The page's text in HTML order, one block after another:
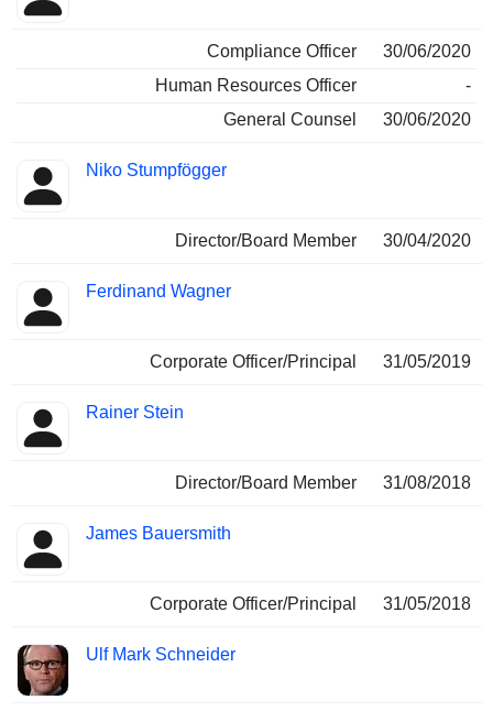
Compliance Officer
30/06/2020
Human Resources Officer
-
General Counsel
30/06/2020
Niko Stumpfögger
Director/Board Member 30/04/2020
Ferdinand Wagner
Corporate Officer/Principal 31/05/2019
Rainer Stein
Director/Board Member 31/08/2018
James Bauersmith
Corporate Officer/Principal 31/05/2018
Ulf Mark Schneider